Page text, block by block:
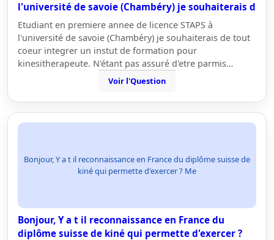
l'université de savoie (Chambéry) je souhaiterais d
Etudiant en premiere annee de licence STAPS à
l'université de savoie (Chambéry) je souhaiterais de tout
coeur integrer un instut de formation pour
kinesitherapeute. N'étant pas assuré d'etre parmis…
Voir l'Question
Bonjour, Y a t il reconnaissance en France du diplôme suisse de
kiné qui permette d'exercer ? Me
Bonjour, Y a t il reconnaissance en France du
diplôme suisse de kiné qui permette d'exercer ?